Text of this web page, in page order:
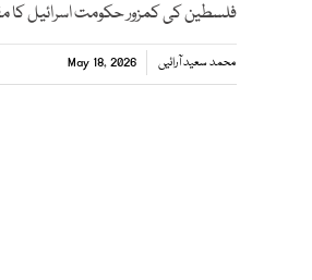
فلسطین کی کمزور حکومت اسرائیل کا
محمد سعید آرائیں May 18, 2026